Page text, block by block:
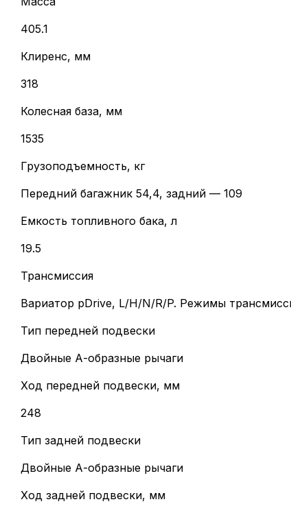
405.1
Клиренс, мм
318
Колесная база, мм
1535
Грузоподъемность, кг
Передний багажник 54,4, задний — 109
Емкость топливного бака, л
19.5
Трансмиссия
Вариатор pDrive, L/H/N/R/P. Режимы
Тип передней подвески
Двойные А-образные рычаги
Ход передней подвески, мм
248
Тип задней подвески
Двойные А-образные рычаги
Ход задней подвески, мм